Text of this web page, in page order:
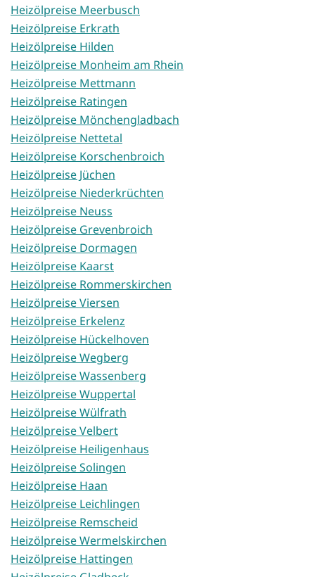
Heizölpreise Meerbusch
Heizölpreise Erkrath
Heizölpreise Hilden
Heizölpreise Monheim am Rhein
Heizölpreise Mettmann
Heizölpreise Ratingen
Heizölpreise Mönchengladbach
Heizölpreise Nettetal
Heizölpreise Korschenbroich
Heizölpreise Jüchen
Heizölpreise Niederkrüchten
Heizölpreise Neuss
Heizölpreise Grevenbroich
Heizölpreise Dormagen
Heizölpreise Kaarst
Heizölpreise Rommerskirchen
Heizölpreise Viersen
Heizölpreise Erkelenz
Heizölpreise Hückelhoven
Heizölpreise Wegberg
Heizölpreise Wassenberg
Heizölpreise Wuppertal
Heizölpreise Wülfrath
Heizölpreise Velbert
Heizölpreise Heiligenhaus
Heizölpreise Solingen
Heizölpreise Haan
Heizölpreise Leichlingen
Heizölpreise Remscheid
Heizölpreise Wermelskirchen
Heizölpreise Hattingen